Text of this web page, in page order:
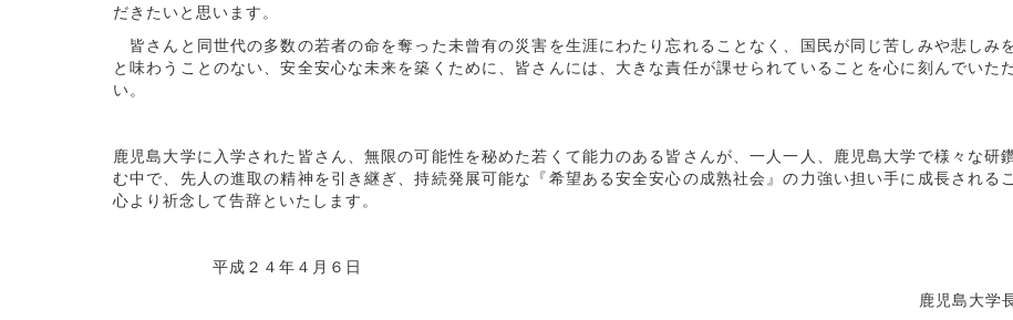
だきたいと思います。
皆さんと同世代の多数の若者の命を奪った未曾有の災害を生涯にわたり忘れることなく、国民が同じ苦しみや悲しみ
と味わうことのない、安全安心な未来を築くために、皆さんには、大きな責任が課せられていることを心に刻んでいた
い。
鹿児島大学に入学された皆さん、無限の可能性を秘めた若くて能力のある皆さんが、一人一人、鹿児島大学で様々な研
む中で、先人の進取の精神を引き継ぎ、持続発展可能な『希望ある安全安心の成熟社会』の力強い担い手に成長される
心より祈念して告辞といたします。
平成２４年４月６日
鹿児島大学